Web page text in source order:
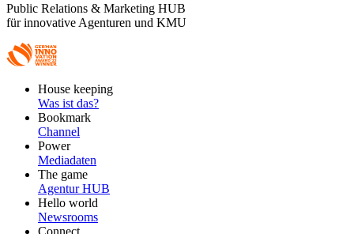
Public Relations & Marketing HUB
für innovative Agenturen und KMU
FooterHouse keeping
Was ist das?
Bookmark
Channel
Power
Mediadaten
The game
Agentur HUB
Hello world
Newsrooms
Connect